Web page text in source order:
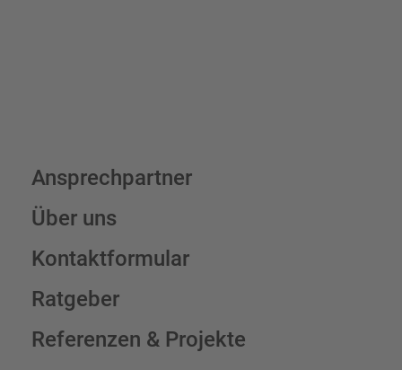
Ansprechpartner
Über uns
Kontaktformular
Ratgeber
Referenzen & Projekte